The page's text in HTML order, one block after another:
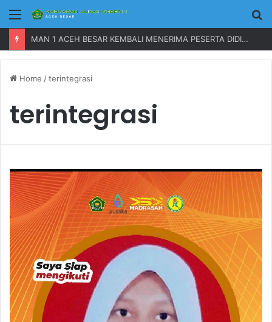
Menu
MAN 1 ACEH BESAR KEMBALI MENERIMA PESERTA DIDIK BARU TAHUN 2023
Home /terintegrasi
terintegrasi